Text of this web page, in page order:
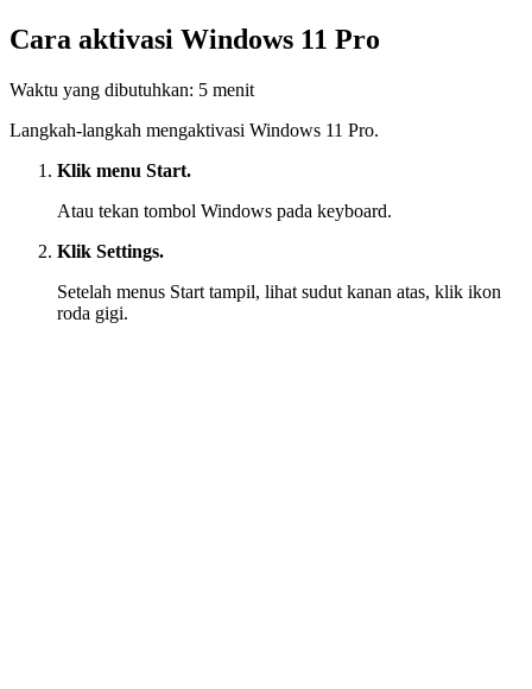
Cara aktivasi Windows 11 Pro
Waktu yang dibutuhkan: 5 menit
Langkah-langkah mengaktivasi Windows 11 Pro.
Klik menu Start.
Atau tekan tombol Windows pada keyboard.
Klik Settings.
Setelah menus Start tampil, lihat sudut kanan atas, klik ikon
roda gigi.